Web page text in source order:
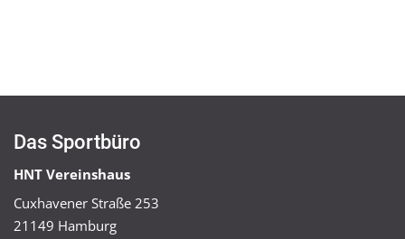
Das Sportbüro
HNT Vereinshaus
Cuxhavener Straße 253
21149 Hamburg